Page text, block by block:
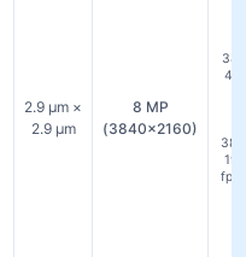
2.9 µm ×
2.9 µm
8 MP
(3840×2160)
45
fps